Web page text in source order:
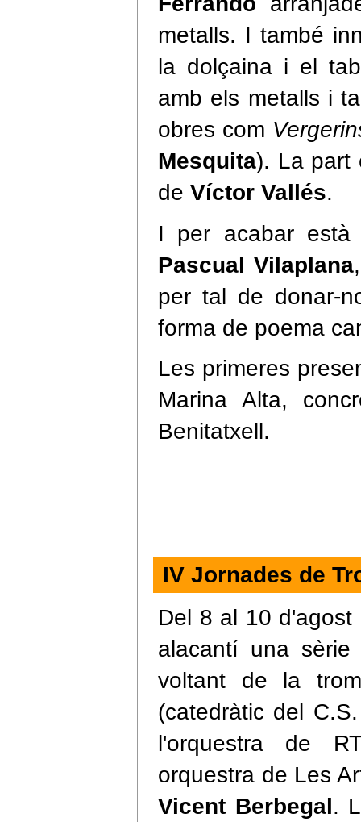
metalls. I també
la dolçaina i el
amb els metalls i
obres com
Mesquita). La part
de Víctor Vallés.
I per acabar
Pascual Vilaplana
per tal de donar-
forma de poema
Les primeres
Marina Alta,
Benitatxell.
IV Jornades de
Del 8 al 10
alacantí una
voltant de la
(catedràtic del
l'orquestra de
orquestra de Les
Vicent Berbegal.